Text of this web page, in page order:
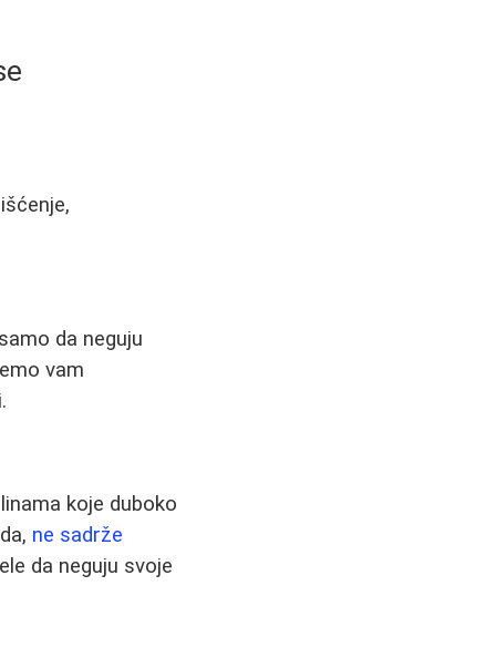
da neguju
vam
koje duboko
ne sadrže
da neguju svoje